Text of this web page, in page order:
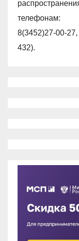
телефонам:
8(3452)27-00-
432).